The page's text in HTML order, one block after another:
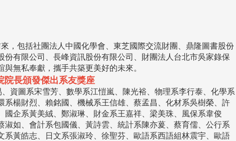
，包括社團法人中國化學會、東芝國際交流財團、鼎隆圖書股份
有限公司、長峰資訊股份有限公司、財團法人台北市吳家錄保
無私奉獻，攜手共築更美好的未來。
院長頒發傑出系友獎座
資圖系宋雪芳、數學系江愷嵐、陳光裕、物理系李行泰、化學系
楊財烈、賴銘國、機械系王信雄、蔡孟昌、化材系吳樹榮、許
企系黃美絨、鄭淑琳、財金系王嘉祥、梁美珠、風保系韋俊
如、會計系包國儀、黃詩雲、統計系陳亦萲、蔡育儒、公行系
黃皓志、日文系張淑玲、徐聖芬、歐語系西語組林震宇、歐語